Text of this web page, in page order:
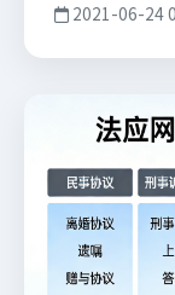
2021-06-24